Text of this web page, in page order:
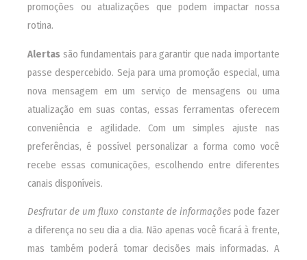
promoções ou atualizações que podem impactar nossa
rotina.
Alertas são fundamentais para garantir que nada importante
passe despercebido. Seja para uma promoção especial, uma
nova mensagem em um serviço de mensagens ou uma
atualização em suas contas, essas ferramentas oferecem
conveniência e agilidade. Com um simples ajuste nas
preferências, é possível personalizar a forma como você
recebe essas comunicações, escolhendo entre diferentes
canais disponíveis.
Desfrutar de um fluxo constante de informaçõespode fazer
a diferença no seu dia a dia. Não apenas você ficará à frente,
mas também poderá tomar decisões mais informadas. A